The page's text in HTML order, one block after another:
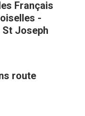
Français
-
Joseph
route